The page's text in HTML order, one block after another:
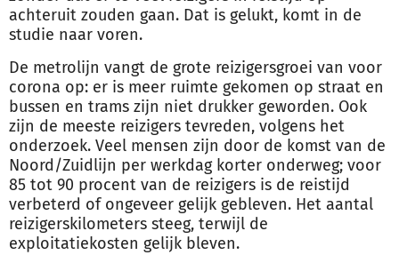
achteruit zouden gaan. Dat is gelukt, komt in de
studie naar voren.
De metrolijn vangt de grote reizigersgroei van voor
corona op: er is meer ruimte gekomen op straat en
bussen en trams zijn niet drukker geworden. Ook
zijn de meeste reizigers tevreden, volgens het
onderzoek. Veel mensen zijn door de komst van de
Noord/Zuidlijn per werkdag korter onderweg; voor
85 tot 90 procent van de reizigers is de reistijd
verbeterd of ongeveer gelijk gebleven. Het aantal
reizigerskilometers steeg, terwijl de
exploitatiekosten gelijk bleven.